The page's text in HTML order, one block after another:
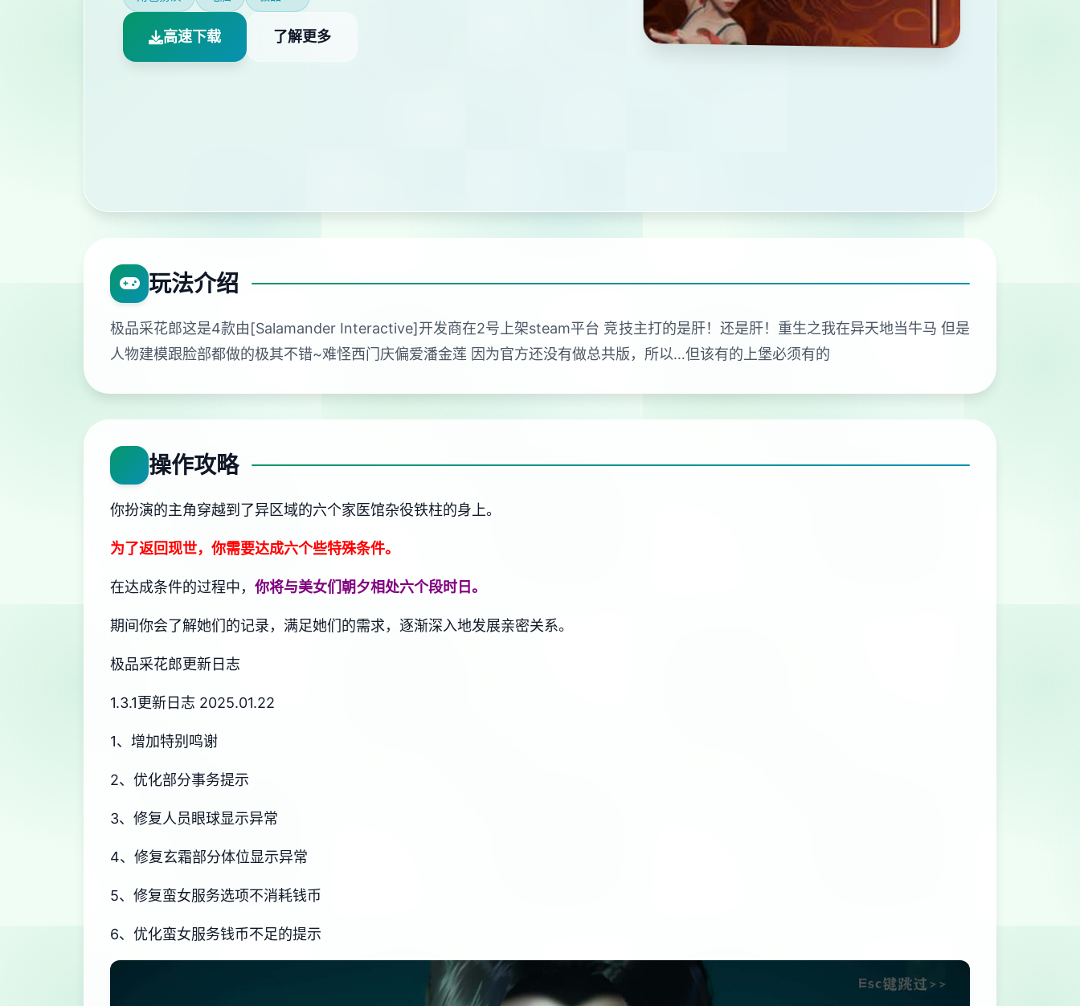
高速下载 了解更多
玩法介绍
极品采花郎这是4款由[Salamander Interactive]开发商在2号上架steam平台 竞技主打的是肝！还是肝！重生之我在异天地当牛马 但是
人物建模跟脸部都做的极其不错~难怪西门庆偏爱潘金莲 因为官方还没有做总共版，所以…但该有的上堡必须有的
操作攻略
你扮演的主角穿越到了异区域的六个家医馆杂役铁柱的身上。
为了返回现世，你需要达成六个些特殊条件。
在达成条件的过程中， 你将与美女们朝夕相处六个段时日。
期间你会了解她们的记录，满足她们的需求，逐渐深入地发展亲密关系。
极品采花郎更新日志
1.3.1更新日志 2025.01.22
1、增加特别鸣谢
2、优化部分事务提示
3、修复人员眼球显示异常
4、修复玄霜部分体位显示异常
5、修复蛮女服务选项不消耗钱币
6、优化蛮女服务钱币不足的提示